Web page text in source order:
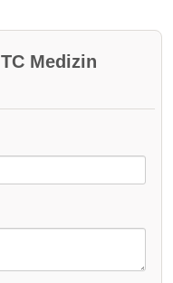
TC Medizin